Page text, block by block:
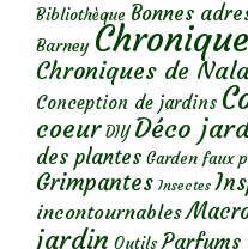
Bibliothèque Bonnes
Barney
Chroniques de
Conception de jardins
coeur DIY Déco
des plantes Garden faux
Grimpantes Insectes
incontournables
jardin Outils